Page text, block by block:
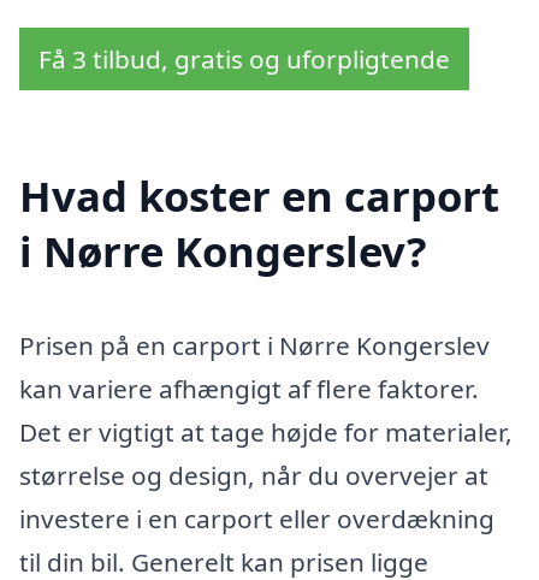
Få 3 tilbud, gratis og uforpligtende
Hvad koster en carport
i Nørre Kongerslev?
Prisen på en carport i Nørre Kongerslev
kan variere afhængigt af flere faktorer.
Det er vigtigt at tage højde for materialer,
størrelse og design, når du overvejer at
investere i en carport eller overdækning
til din bil. Generelt kan prisen ligge